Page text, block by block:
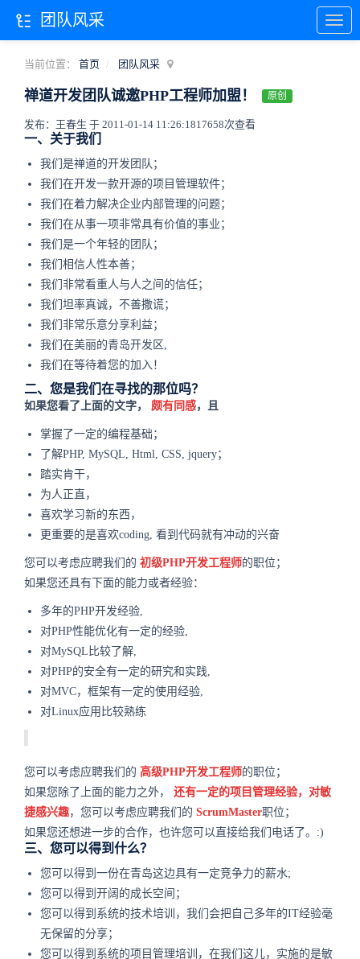
当前位置： 首页 团队风采
禅道开发团队诚邀PHP工程师加盟！ 原创
发布：王春生 于 2011-01-14 11:26:1817658次查看
一、关于我们
我们是禅道的开发团队；
我们在开发一款开源的项目管理软件；
我们在着力解决企业内部管理的问题；
我们在从事一项非常具有价值的事业；
我们是一个年轻的团队；
我们相信人性本善；
我们非常看重人与人之间的信任；
我们坦率真诚，不善撒谎；
我们非常乐意分享利益；
我们在美丽的青岛开发区,
我们在等待着您的加入！
二、您是我们在寻找的那位吗？
如果您看了上面的文字， 颇有同感，且
掌握了一定的编程基础；
了解PHP, MySQL, Html, CSS, jquery；
踏实肯干，
为人正直，
喜欢学习新的东西，
更重要的是喜欢coding, 看到代码就有冲动的兴奋
您可以考虑应聘我们的 初级PHP开发工程师的职位；
如果您还具有下面的能力或者经验：
多年的PHP开发经验,
对PHP性能优化有一定的经验,
对MySQL比较了解,
对PHP的安全有一定的研究和实践,
对MVC，框架有一定的使用经验,
对Linux应用比较熟练
您可以考虑应聘我们的 高级PHP开发工程师的职位；
如果您除了上面的能力之外， 还有一定的项目管理经验，对敏
捷感兴趣，您可以考虑应聘我们的 ScrumMaster职位；
如果您还想进一步的合作，也许您可以直接给我们电话了。:)
三、您可以得到什么？
您可以得到一份在青岛这边具有一定竞争力的薪水;
您可以得到开阔的成长空间；
您可以得到系统的技术培训，我们会把自己多年的IT经验毫
无保留的分享；
您可以得到系统的项目管理培训，在我们这儿，实施的是敏
团队风采